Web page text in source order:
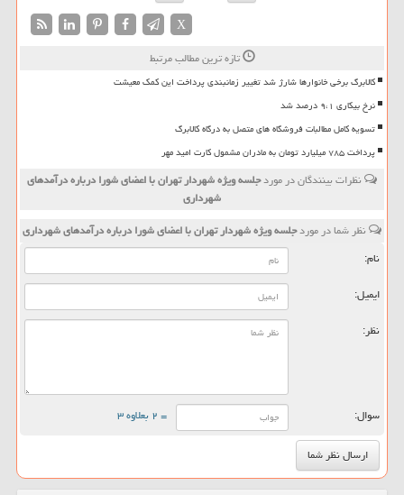
X
تازه ترین مطالب مرتبط
کالابرگ برخی خانوارها شارژ شد تغییر زمانبندی پرداخت این کمک معیشت
نرخ بیکاری ۹،۱ درصد شد
تسویه کامل مطالبات فروشگاه های متصل به درگاه کالابرگ
پرداخت ۷۸۵ میلیارد تومان به مادران مشمول کارت امید مهر
نظرات بینندگان در موردجلسه ویژه شهردار تهران با اعضای شورا درباره درآمدهای
شهرداری
نظر شما در موردجلسه ویژه شهردار تهران با اعضای شورا درباره درآمدهای شهرداری
نام:
ایمیل:
نظر:
سوال: = ۲ بعلاوه ۳